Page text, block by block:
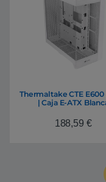
Thermaltake CTE
| Caja E-ATX
188,59 €